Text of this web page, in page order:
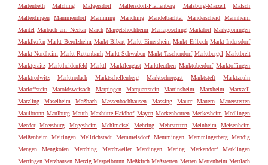
Maitenbeth
Malching Malgersdorf Mallersdorf-Pfaffenberg Malsburg-Marzell
Malsch
Malterdingen
Mammendorf Mamming Manching Mandelbachtal Manderscheid
Mannheim
Mantel Marbach am Neckar March Margetshöchheim Mariaposching Markdorf Markgröningen
Marklkofen Markt Berolzheim Markt Bibart Markt Einersheim Markt Erlbach Markt Indersdorf
Markt Nordheim Markt Rettenbach Markt Schwaben Markt Taschendorf Marktbergel Marktbreit
Marktgraitz Marktheidenfeld Marktl Marktleugast Marktleuthen Marktoberdorf Marktoffingen
Marktredwitz
Marktrodach Marktschellenberg Marktschorgast Marktsteft
Marktzeuln
Marloffstein
Maroldsweisach Marpingen Marquartstein Martinsheim Marxheim
Marxzell
Marzling
Maselheim Maßbach Massenbachhausen Massing Mauer Mauern
Mauerstetten
Maulbronn Maulburg Mauth Maxhütte-Haidhof Mayen Meckenbeuren Meckesheim Medlingen
Meeder
Meersburg Megesheim Mehlmeisel Mehring Mehrstetten Meinheim
Meisenheim
Meißenheim
Meitingen Mellrichstadt Memmelsdorf Memmingen Memmingerberg
Mendig
Mengen
Mengkofen Merching Merchweiler Merdingen Mering Merkendorf
Merklingen
Mertingen Merzhausen Merzig Mespelbrunn Meßkirch Meßstetten Metten Mettenheim Mettlach